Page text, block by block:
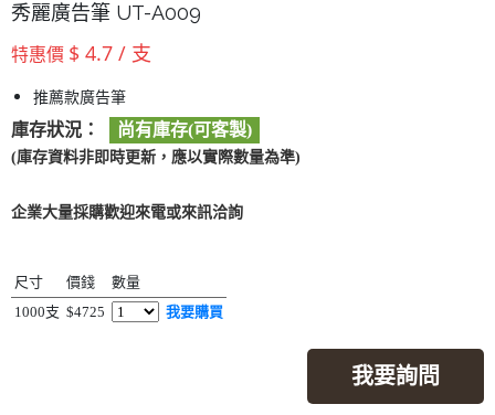
秀麗廣告筆 UT-A009
特惠價 $ 4.7 / 支
推薦款廣告筆
庫存狀況： 尚有庫存(可客製)
(庫存資料非即時更新，應以實際數量為準)
企業大量採購歡迎來電或來訊洽詢
尺寸 價錢
數量
1000支 $4725 我要購買
我要詢問